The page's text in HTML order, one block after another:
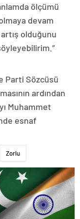
ölçümü
devam
olduğunu
Parti Sözcüsü
ardından
Muhammet
esnaf
Zorlu